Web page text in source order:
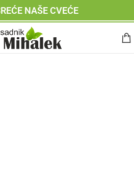
NAŠE CVEĆE